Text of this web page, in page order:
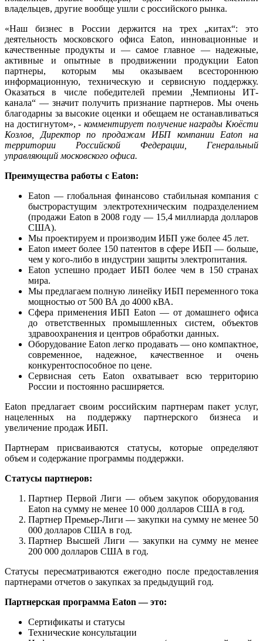
владельцев, другие вообще ушли с российского рынка.
«Наш бизнес в России держится на трех „китах“: это
деятельность московского офиса Eaton, инновационные и
качественные продукты и — самое главное — надежные,
активные и опытные в продвижении продукции Eaton
партнеры, которым мы оказываем всестороннюю
информационную, техническую и сервисную поддержку.
Оказаться в числе победителей премии „Чемпионы ИТ-
канала“ — значит получить признание партнеров. Мы очень
благодарны за высокие оценки и обещаем не останавливаться
на достигнутом»,- комментирует получение награды Кюёсти
Козлов, Директор по продажам ИБП компании Eaton на
территории Российской Федерации, Генеральный
управляющий московского офиса.
Преимущества работы с Eaton:
Eaton — глобальная финансово стабильная компания с
быстрорастущим электротехническим подразделением
(продажи Eaton в 2008 году — 15,4 миллиарда долларов
США).
Мы проектируем и производим ИБП уже более 45 лет.
Eaton имеет более 150 патентов в сфере ИБП — больше,
чем у кого-либо в индустрии защиты электропитания.
Eaton успешно продает ИБП более чем в 150 странах
мира.
Мы предлагаем полную линейку ИБП переменного тока
мощностью от 500 ВА до 4000 кВА.
Сфера применения ИБП Eaton — от домашнего офиса
до ответственных промышленных систем, объектов
здравоохранения и центров обработки данных.
Оборудование Eaton легко продавать — оно компактное,
современное, надежное, качественное и очень
конкурентоспособное по цене.
Сервисная сеть Eaton охватывает всю территорию
России и постоянно расширяется.
Eaton предлагает своим российским партнерам пакет услуг,
нацеленных на поддержку партнерского бизнеса и
увеличение продаж ИБП.
Партнерам присваиваются статусы, которые определяют
объем и содержание программы поддержки.
Статусы партнеров:
Партнер Первой Лиги — объем закупок оборудования
Eaton на сумму не менее 10 000 долларов США в год.
Партнер Премьер-Лиги — закупки на сумму не менее 50
000 долларов США в год.
Партнер Высшей Лиги — закупки на сумму не менее
200 000 долларов США в год.
Статусы пересматриваются ежегодно после предоставления
партнерами отчетов о закупках за предыдущий год.
Партнерская программа Eaton — это:
Сертификаты и статусы
Технические консультации